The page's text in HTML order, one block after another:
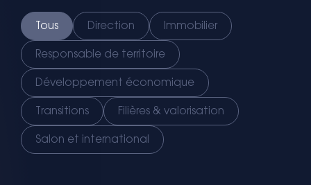
Tous Direction Immobilier
Responsable de territoire
Développement économique
Transitions Filières & valorisation
Salon et international